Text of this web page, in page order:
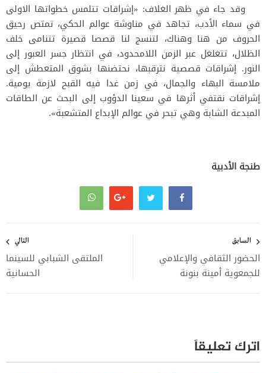
وقد جاء في ظهر الغلاف: «إشراقات تتلمس خطواتها الاولى
في سماء الأدب، تجاهد في مناوشة عوالم الحكي، تمتص رحيق
الحروف من هنا وهناك، لتنسج لنا قصصا قصيرة تتنامى خلف
الظلال، تتغلغل عبر الزمن اللامحدود، في انتظار جسر العبور إلى
النور. إشراقات قصصية نترقبها، نحتضنها بشوق المتعطش إلى
ملامسة البهاء والجمال، في زمن غدا فيه القبح لازمة يومية.
إشراقات نقتفي أثرها في سعينا الدؤوب إلى البحث عن الطاقات
المبدعة الشابة وهي تبحر في عوالم الإبداع المتشعبة».
طنجة الأدبية
المقالات
السابق
الحضور الثقافي والإعلامي
للجمعوية أمينة بنونة
التالي
الملتقى الشبابي للسينما
الحسانية
اترك تعليقاً